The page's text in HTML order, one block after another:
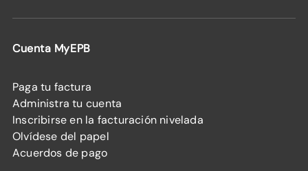
Cuenta MyEPB
Paga tu factura
Administra tu cuenta
Inscribirse en la facturación nivelada
Olvídese del papel
Acuerdos de pago